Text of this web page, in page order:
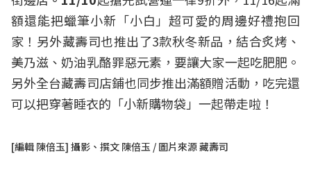
額還能把蠟筆小新「小白」超可愛的周邊好禮抱回
家！另外藏壽司也推出了3款秋冬新品，結合炙烤、
美乃滋、奶油乳酪罪惡元素，要讓大家一起吃肥肥。
另外全台藏壽司店鋪也同步推出滿額贈活動，吃完還
可以把穿著睡衣的「小新購物袋」一起帶走啦！
[編輯 陳倍玉] 攝影、撰文 陳倍玉 / 圖片來源 藏壽司